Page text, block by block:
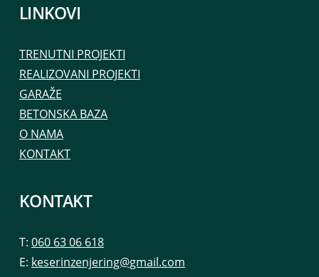
LINKOVI
TRENUTNI PROJEKTI
REALIZOVANI PROJEKTI
GARAŽE
BETONSKA BAZA
O NAMA
KONTAKT
KONTAKT
T: 060 63 06 618
E: keserinzenjering@gmail.com